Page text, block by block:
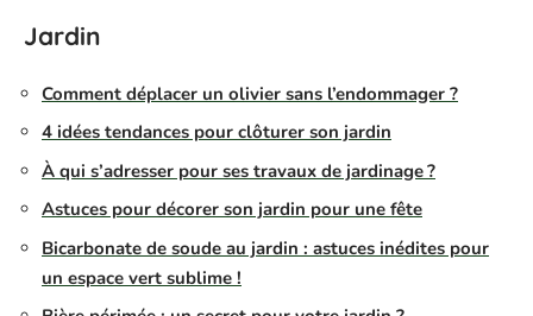
Jardin
Comment déplacer un olivier sans l’endommager ?
4 idées tendances pour clôturer son jardin
À qui s’adresser pour ses travaux de jardinage ?
Astuces pour décorer son jardin pour une fête
Bicarbonate de soude au jardin : astuces inédites pour
un espace vert sublime !